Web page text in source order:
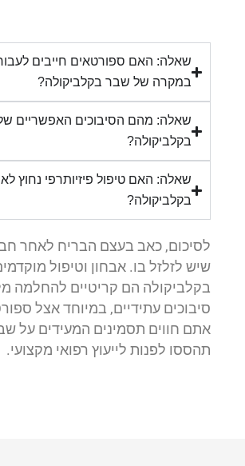
שאלה: האם ספורטאים חייבים
במקרה של שבר בקלביקולה?
שאלה: מהם הסיבוכים האפשריים
בקלביקולה?
שאלה: האם טיפול פיזיותרפי נחוץ
בקלביקולה?
לסיכום, כאב בעצם הבריח לאחר
שיש לזלזל בו. אבחון וטיפול
בקלביקולה הם קריטיים להחלמה
סיבוכים עתידיים, במיוחד אצל
אתם חווים תסמינים המעידים על
תהססו לפנות לייעוץ רפואי מקצועי.